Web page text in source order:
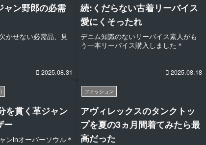
ャン野郎の必需
かせない必需品、見
2025.08.31
続:くだらない古着リーバイス
愛にくそったれ
デニム知識のないリーバイス素人がも
う一本リーバイス購入しました＊
2025.08.18
を貫く革ジャン
ー
ンinオーバーソウル＊
ファッション
アヴィレックスのタンクトッ
プを夏の3ヵ月間着てみたら最
高だった